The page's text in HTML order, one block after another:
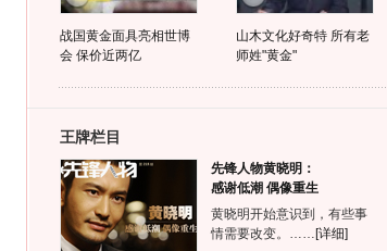
战国黄金面具亮相世博
会 保价近两亿
山木文化好奇特 所有老
师姓"黄金"
王牌栏目
先锋人物黄晓明：
感谢低潮 偶像重生
黄晓明开始意识到，有些事
情需要改变。…… [详细]